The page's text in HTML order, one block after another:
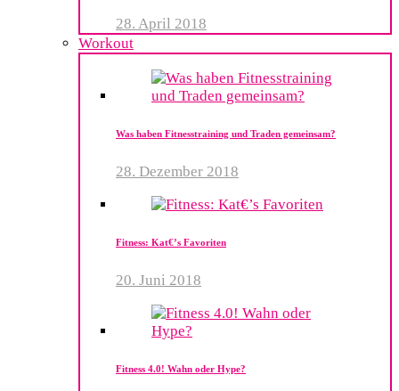
28. April 2018
Workout
Was haben Fitnesstraining und Traden gemeinsam?
28. Dezember 2018
Fitness: Kat€’s Favoriten
20. Juni 2018
Fitness 4.0! Wahn oder Hype?